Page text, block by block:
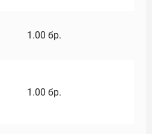
1.00 бр.
1.00 бр.